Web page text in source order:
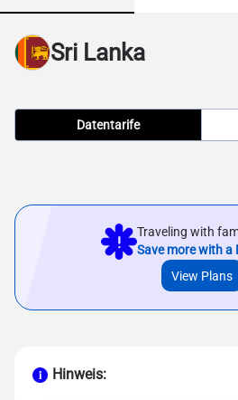
Sri Lanka
Datentarife
Traveling with
Save more with a
View Plans
Hinweis: